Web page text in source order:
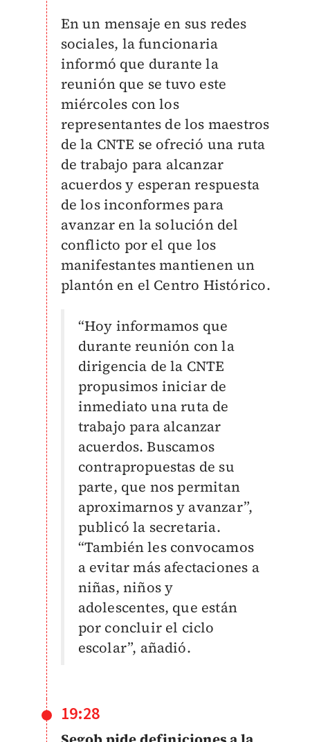
En un mensaje en sus redes
sociales, la funcionaria
informó que durante la
reunión que se tuvo este
miércoles con los
representantes de los maestros
de la CNTE se ofreció una ruta
de trabajo para alcanzar
acuerdos y esperan respuesta
de los inconformes para
avanzar en la solución del
conflicto por el que los
manifestantes mantienen un
plantón en el Centro Histórico.
“Hoy informamos que
durante reunión con la
dirigencia de la CNTE
propusimos iniciar de
inmediato una ruta de
trabajo para alcanzar
acuerdos. Buscamos
contrapropuestas de su
parte, que nos permitan
aproximarnos y avanzar”,
publicó la secretaria.
“También les convocamos
a evitar más afectaciones a
niñas, niños y
adolescentes, que están
por concluir el ciclo
escolar”, añadió.
19:28